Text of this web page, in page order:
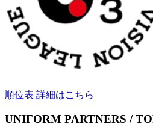
順位表 詳細はこちら
UNIFORM PARTNERS /